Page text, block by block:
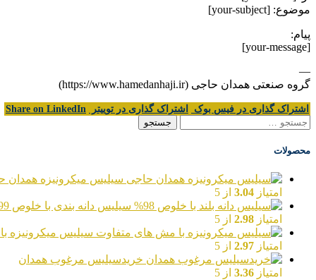
موضوع: [your-subject]
پیام:
[your-message]
—
گروه صنعتی همدان حاجی (https://www.hamedanhaji.ir)
اشتراک گذاری در فیس بوک اشتراک گذاری در توییتر Share on LinkedIn
جستجو
محصولات
سیلیس میکرونیزه همدان
امتیاز 3.04 از 5
سیلیس دانه بندی با خلوص 99%
امتیاز 2.98 از 5
سیلیس میکرونیزه
امتیاز 2.97 از 5
خریدسیلیس مرغوب همدان
امتیاز 3.36 از 5